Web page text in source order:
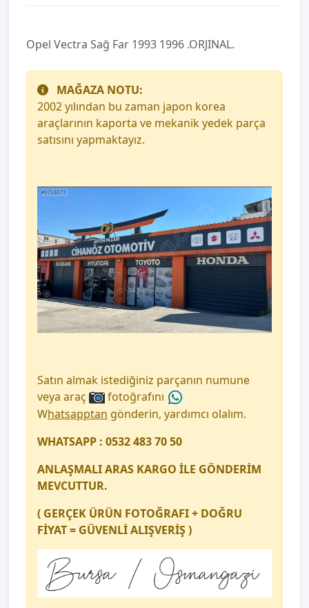
Opel Vectra Sağ Far 1993 1996 .ORJINAL.
MAĞAZA NOTU:
2002 yılından bu zaman japon korea
araçlarının kaporta ve mekanik yedek parça
satısını yapmaktayız.
Satın almak istediğiniz parçanın numune
veya araç
fotoğrafını
Whatsapptan gönderin, yardımcı olalım.
WHATSAPP : 0532 483 70 50
ANLAŞMALI ARAS KARGO İLE GÖNDERİM
MEVCUTTUR.
( GERÇEK ÜRÜN FOTOĞRAFI + DOĞRU
FİYAT = GÜVENLİ ALIŞVERİŞ )